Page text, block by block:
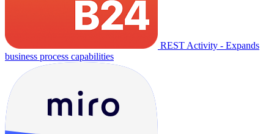
REST Activity - Expands
business process capabilities